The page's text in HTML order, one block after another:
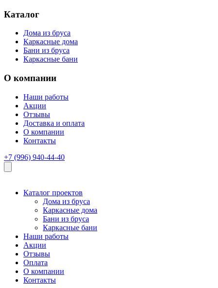
Каталог
Дома из бруса
Каркасные дома
Бани из бруса
Каркасные бани
О компании
Наши работы
Акции
Отзывы
Доставка и оплата
О компании
Контакты
+7 (996) 940-44-40‬‬
Каталог проектов
Дома из бруса
Каркасные дома
Бани из бруса
Каркасные бани
Наши работы
Акции
Отзывы
Оплата
О компании
Контакты